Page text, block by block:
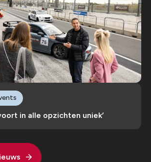
in alle opzichten uniek’